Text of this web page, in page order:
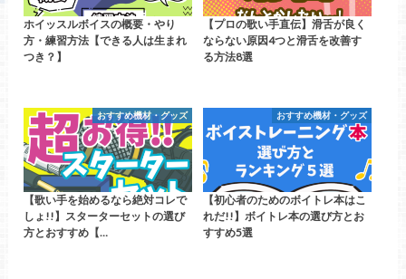
ホイッスルボイスの概要・やり
方・練習方法【できる人は生まれ
つき？】
【プロの歌い手直伝】滑舌が良く
ならない原因4つと滑舌を改善す
る方法8選
おすすめ機材・グッズ
【歌い手を始めるなら絶対コレで
しょ!!】スターターセットの選び
方とおすすめ【…
おすすめ機材・グッズ
【初心者のためのボイトレ本はこ
れだ!!】ボイトレ本の選び方とお
すすめ5選